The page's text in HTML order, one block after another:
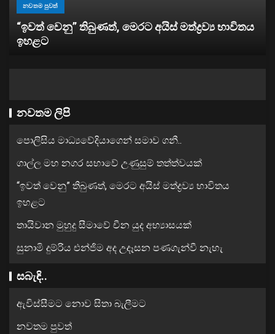
නවතම පුවත්
“ඉවත් වෙනු” තිබුණත්, මෙරට අයිස් මත්ද්‍රව්‍ය භාවිතය
ඉහළට
නවතම ලිපි
පොලිසිය මාධ්‍යවේදියාගෙන් සමාව ගනී..
ගාල්ල මහ නගර සභාවේ උණුසුම් තත්ත්වයක්
“ඉවත් වෙනු” තිබුණත්, මෙරට අයිස් මත්ද්‍රව්‍ය භාවිතය
ඉහළට
තායිවාන මුහුදු සීමාවේ චීන යුද අභ්‍යාසයක්
සුනාමි දුම්රිය එන්ජිම අද උදෑසන පණගැන්වී නැහැ
සබැඳි..
ඇවිස්සීමට නොව සිතා බැලීමට
නවතම පුවත්